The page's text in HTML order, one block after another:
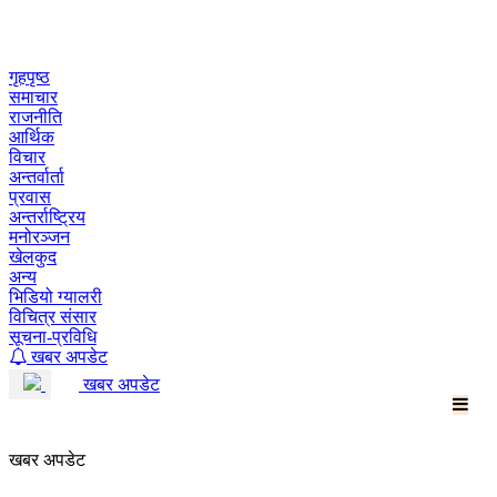
गृहपृष्ठ
समाचार
राजनीति
आर्थिक
विचार
अन्तर्वार्ता
प्रवास
अन्तर्राष्ट्रिय
मनोरञ्जन
खेलकुद
अन्य
भिडियो ग्यालरी
विचित्र संसार
सूचना-प्रविधि
खबर अपडेट
खबर अपडेट
खबर अपडेट